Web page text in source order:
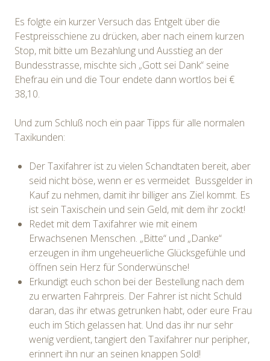
Es folgte ein kurzer Versuch das Entgelt über die
Festpreisschiene zu drücken, aber nach einem kurzen
Stop, mit bitte um Bezahlung und Ausstieg an der
Bundesstrasse, mischte sich „Gott sei Dank“ seine
Ehefrau ein und die Tour endete dann wortlos bei €
38,10.
Und zum Schluß noch ein paar Tipps für alle normalen
Taxikunden:
Der Taxifahrer ist zu vielen Schandtaten bereit, aber
seid nicht böse, wenn er es vermeidet Bussgelder in
Kauf zu nehmen, damit ihr billiger ans Ziel kommt. Es
ist sein Taxischein und sein Geld, mit dem ihr zockt!
Redet mit dem Taxifahrer wie mit einem
Erwachsenen Menschen. „Bitte“ und „Danke“
erzeugen in ihm ungeheuerliche Glücksgefühle und
öffnen sein Herz für Sonderwünsche!
Erkundigt euch schon bei der Bestellung nach dem
zu erwarten Fahrpreis. Der Fahrer ist nicht Schuld
daran, das ihr etwas getrunken habt, oder eure Frau
euch im Stich gelassen hat. Und das ihr nur sehr
wenig verdient, tangiert den Taxifahrer nur peripher,
erinnert ihn nur an seinen knappen Sold!